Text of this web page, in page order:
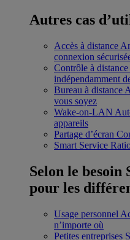
Autres cas
Accès à distance
connexion
Contrôle à distance
indépendamment
Bureau à distance
vous soyez
Wake-on-LAN
appareils
Partage d’écran
Smart Service
Selon le besoin
pour les
Usage personnel
n’importe où
Petites entreprises